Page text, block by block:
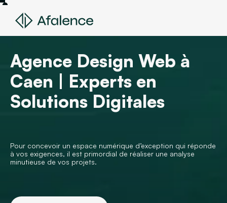
Agence Design Web à
Caen | Experts en
Solutions Digitales
Pour concevoir un espace numérique d’exception qui réponde
à vos exigences, il est primordial de réaliser une analyse
minutieuse de vos projets.